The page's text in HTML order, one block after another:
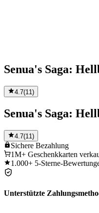
Senua's Saga:
4.7(11 )
Senua's Saga:
4.7(11)
Sichere Bezahlung
1M+ Geschenkkarten
1.000+ 5-Sterne-
Unterstützte